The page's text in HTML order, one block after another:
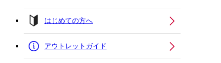
はじめての方へ
アウトレットガイド